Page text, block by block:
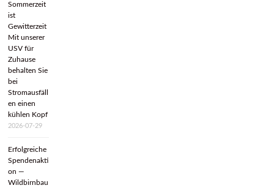
Sommerzeit
ist
Gewitterzeit
Mit unserer
USV für
Zuhause
behalten Sie
bei
Stromausfäll
en einen
kühlen Kopf
2026-07-29
Erfolgreiche
Spendenakti
on —
Wildbirnbau